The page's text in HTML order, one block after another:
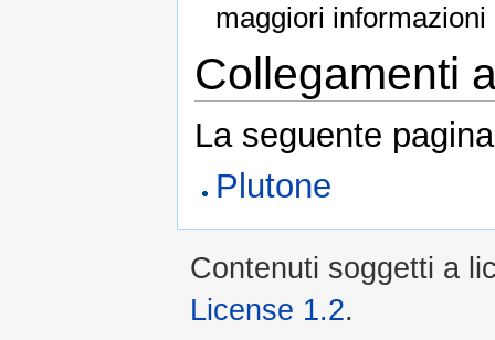
maggiori
Collegamenti
La seguente
Plutone
Contenuti soggetti a
License 1.2.